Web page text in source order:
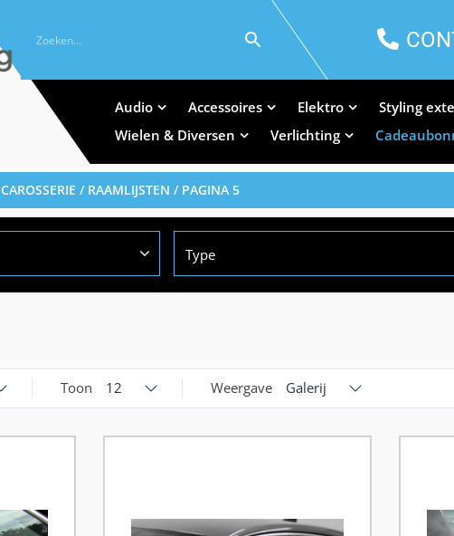
Audio Accessoires Elektro Styling
Wielen & Diversen
Verlichting
CAROSSERIE / RAAMLIJSTEN / PAGINA 5
Type
Toon 12 Weergave Galerij